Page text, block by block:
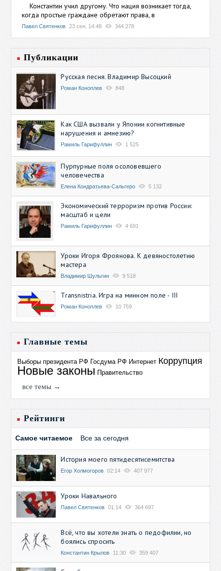
Константин учил другому. Что нация возникает тогда,
когда простые граждане обретают права, в
Павел Святенков 23 сен, 14:48 344 278
Публикации
Русская песня. Владимир Высоцкий
Роман Коноплев 848
Как США вызвали у Японии когнитивные
нарушения и амнезию?
Рамиль Гарифуллин 1 525
Пурпурные поля осоловевшего
человечества
Елена Кондратьева-Сальгеро 5 132
Экономический терроризм против России:
масштаб и цели
Рамиль Гарифуллин 4 691
Уроки Игоря Фроянова. К девяностолетию
мастера
Владимир Шульгин 9 518
Transnistria. Игра на минном поле - III
Роман Коноплев 10 759
Главные темы
Выборы президента РФ Госдума РФ Интернет Коррупция
Новые законы Правительство
все темы →
Рейтинги
Самое читаемое Все за сегодня
История моего пятидесятисемитства
Егор Холмогоров 02:14 407 977
Уроки Навального
Павел Святенков 01:14 364 697
Всё, что вы хотели знать о педофилии, но
боялись спросить
Константин Крылов 11:30 359 407